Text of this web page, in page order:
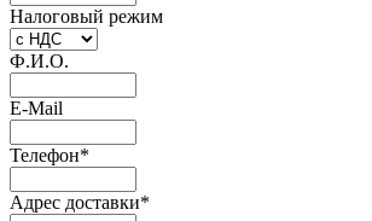
Налоговый режим
Ф.И.О.
E-Mail
Телефон*
Адрес доставки*